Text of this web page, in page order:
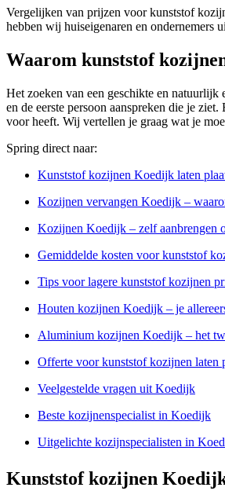
Vergelijken van prijzen voor kunststof
hebben wij huiseigenaren en ondernemers
Waarom kunststof
Het zoeken van een geschikte en
en de eerste persoon aanspreken die je
voor heeft. Wij vertellen je graag wat je
Spring direct naar:
Kunststof kozijnen Koedijk laten
Kozijnen vervangen Koedijk –
Kozijnen Koedijk – zelf aanbrengen
Gemiddelde kosten voor kunststof
Tips voor lagere kunststof kozijnen
Houten kozijnen Koedijk – je
Aluminium kozijnen Koedijk – het
Offerte voor kunststof kozijnen laten
Veelgestelde vragen uit Koedijk
Beste kozijnenspecialist in Koedijk
Uitgelichte kozijnspecialisten in
Kunststof kozijnen